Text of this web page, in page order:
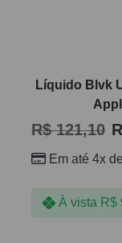
Líquido Blvk
R$121,10
Em até 4x
À vista R$